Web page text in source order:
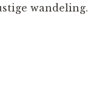
wandeling.